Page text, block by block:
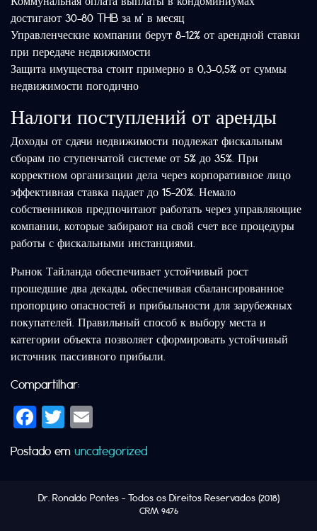
достигают 30-80 THB за м² в месяц
Управленческие компании берут 8-12% от арендной ставки
при передаче недвижимости
Защита имущества стоит примерно в 0,3-0,5% от суммы
недвижимости погодично
Налоги поступлений от аренды
Доходы от сдачи недвижимости подлежат фискальным
сборам по ступенчатой системе от 5% до 35%. При
корректном организации дела через корпоративное лицо
эффективная ставка падает до 15-20%. Немало
собственников предпочитают работать через управляющие
компании, которые забирают на свой счет все процедуры
работы с фискальными инстанциями.
Рынок Тайланда обеспечивает устойчивый рост
прошедшие два декады, обеспечивая сбалансированное
пропорцию опасностей и прибыльности для зарубежных
покупателей. Правильный способ к выбору места и
категории объекта позволяет сформировать устойчивый
источник пассивного прибыли.
Compartilhar:
Facebook
Twitter
Postado em uncategorized
Dr. Ronaldo Pontes- Todos os Direitos Reservados (2018)
CRM 9476